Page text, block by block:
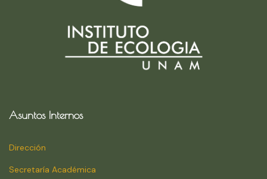
Asuntos Internos
Dirección
Secretaría Académica